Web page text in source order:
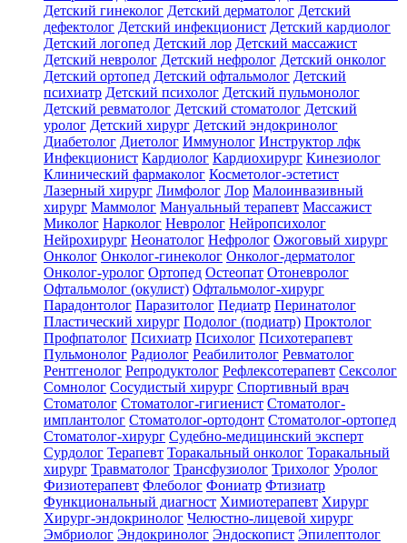
Детский гинеколог Детский дерматолог Детский
дефектолог Детский инфекционист Детский кардиолог
Детский логопед Детский лор Детский массажист
Детский невролог Детский нефролог Детский онколог
Детский ортопед Детский офтальмолог Детский
психиатр Детский психолог Детский пульмонолог
Детский ревматолог Детский стоматолог Детский
уролог Детский хирург Детский эндокринолог
Диабетолог Диетолог Иммунолог Инструктор лфк
Инфекционист Кардиолог Кардиохирург Кинезиолог
Клинический фармаколог Косметолог-эстетист
Лазерный хирург Лимфолог Лор Малоинвазивный
хирург Маммолог Мануальный терапевт Массажист
Миколог Нарколог Невролог Нейропсихолог
Нейрохирург Неонатолог Нефролог Ожоговый хирург
Онколог Онколог-гинеколог Онколог-дерматолог
Онколог-уролог Ортопед Остеопат Отоневролог
Офтальмолог (окулист) Офтальмолог-хирург
Парадонтолог Паразитолог Педиатр Перинатолог
Пластический хирург Подолог (подиатр) Проктолог
Профпатолог Психиатр Психолог Психотерапевт
Пульмонолог Радиолог Реабилитолог Ревматолог
Рентгенолог Репродуктолог Рефлексотерапевт Сексолог
Сомнолог Сосудистый хирург Спортивный врач
Стоматолог Стоматолог-гигиенист Стоматолог-
имплантолог Стоматолог-ортодонт Стоматолог-ортопед
Стоматолог-хирург Судебно-медицинский эксперт
Сурдолог Терапевт Торакальный онколог Торакальный
хирург Травматолог Трансфузиолог Трихолог Уролог
Физиотерапевт Флеболог Фониатр Фтизиатр
Функциональный диагност Химиотерапевт Хирург
Хирург-эндокринолог Челюстно-лицевой хирург
Эмбриолог Эндокринолог Эндоскопист Эпилептолог